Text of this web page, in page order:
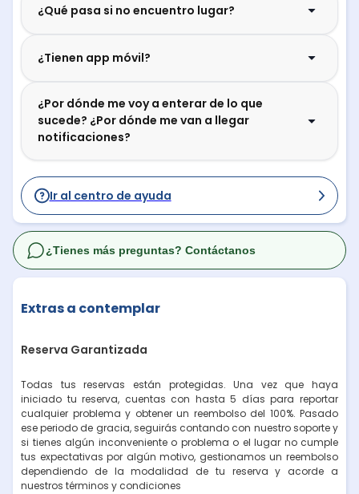
¿Qué pasa si no encuentro lugar?
¿Tienen app móvil?
¿Por dónde me voy a enterar de lo que
sucede? ¿Por dónde me van a llegar
notificaciones?
Ir al centro de ayuda
Extras a contemplar
Reserva Garantizada
Todas tus reservas están protegidas. Una vez que haya
iniciado tu reserva, cuentas con hasta 5 días para reportar
cualquier problema y obtener un reembolso del 100%. Pasado
ese periodo de gracia, seguirás contando con nuestro soporte y
si tienes algún inconveniente o problema o el lugar no cumple
tus expectativas por algún motivo, gestionamos un reembolso
dependiendo de la modalidad de tu reserva y acorde a
nuestros términos y condiciones
¿Tienes más preguntas? Contáctanos